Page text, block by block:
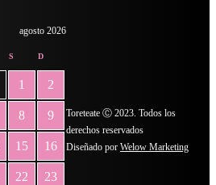
agosto 2026
S D
1 2
8 9
15 16
22 23
Toreteate Ⓒ 2023. Todos los
derechos reservados
Diseñado por Welow Marketing